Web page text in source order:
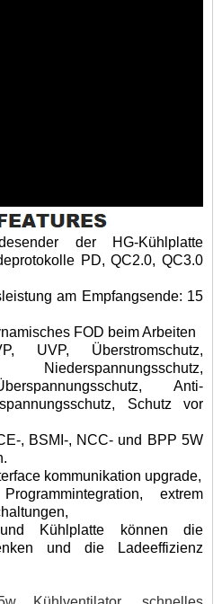
der HG-Kühlplatte
PD, QC2.0, QC3.0
am Empfangsende: 15
FOD beim Arbeiten
UVP, Überstromschutz,
Niederspannungsschutz,
Anti-
Schutz vor
, BSMI-, NCC- und BPP 5W
kommunikation upgrade,
extrem
Kühlplatte können die
und die Ladeeffizienz